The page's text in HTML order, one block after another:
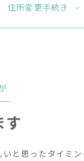
住所変更手続き
す
と思ったタイミ